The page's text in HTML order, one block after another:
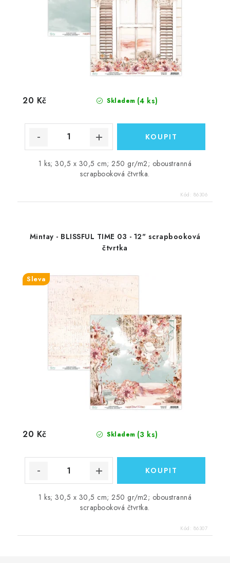
Skladem (4 ks)
20 Kč
1 ks; 30,5 x 30,5 cm; 250 gr/m2; oboustranná
scrapbooková čtvrtka.
Kód: 86306
Mintay - BLISSFUL TIME 03 - 12" scrapbooková
čtvrtka
Sleva
Skladem (3 ks)
20 Kč
1 ks; 30,5 x 30,5 cm; 250 gr/m2; oboustranná
scrapbooková čtvrtka.
Kód: 86307